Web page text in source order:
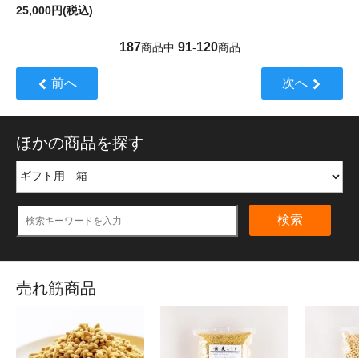
25,000円(税込)
187商品中 91-120商品
前へ 次へ
ほかの商品を探す
検索
売れ筋商品